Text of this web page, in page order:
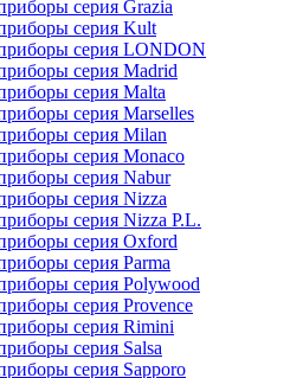
серия Budjet
серия Cafe
серия Casablanca
серия Chelsea
серия Cremona
серия Fine
серия Frankfurt
серия Gatsby
серия Grazia
серия Kult
серия LONDON
серия Madrid
серия Malta
серия Marselles
серия Milan
серия Monaco
серия Nabur
серия Nizza